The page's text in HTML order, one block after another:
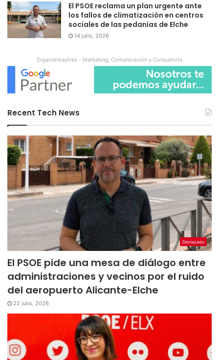
El PSOE reclama un plan urgente ante
los fallos de climatización en centros
sociales de las pedanías de Elche
14 julio, 2026
Digatreintaytres - Marketing, Comunicación y Consultoría
Recent Tech News
Destacado
El PSOE pide una mesa de diálogo entre
administraciones y vecinos por el ruido
del aeropuerto Alicante-Elche
22 julio, 2026